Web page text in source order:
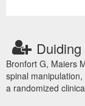
Bronfort G, Maiers
spinal
a randomized